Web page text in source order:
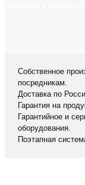
Собственное
посредникам.
Доставка по
Гарантия на
Гарантийное и
оборудования.
Поэтапная